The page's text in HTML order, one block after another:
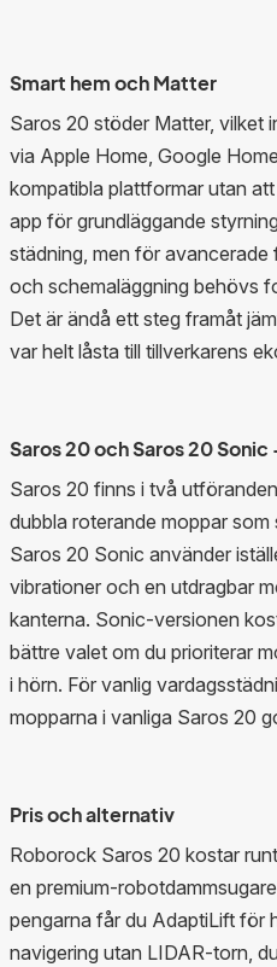
Smart hem och Matter
Saros 20 stöder Matter, vilket
via Apple Home, Google
kompatibla plattformar utan
app för grundläggande
städning, men för
och schemaläggning behövs
Det är ändå ett steg framåt
var helt låsta till tillverkarens
Saros 20 och Saros 20
Saros 20 finns i två
dubbla roterande moppar
Saros 20 Sonic använder
vibrationer och en utdragbar
kanterna. Sonic-versionen
bättre valet om du prioriterar
i hörn. För vanlig
mopparna i vanliga Saros 20
Pris och alternativ
Roborock Saros 20 kostar
en premium-
pengarna får du AdaptiLift för
navigering utan LIDAR-torn,